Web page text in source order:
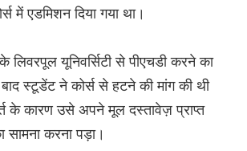
में एडमिशन दिया गया था।
लिवरपूल यूनिवर्सिटी से पीएचडी करने का
स्टूडेंट ने कोर्स से हटने की मांग की थी
के कारण उसे अपने मूल दस्तावेज़ प्राप्त
करना पड़ा।